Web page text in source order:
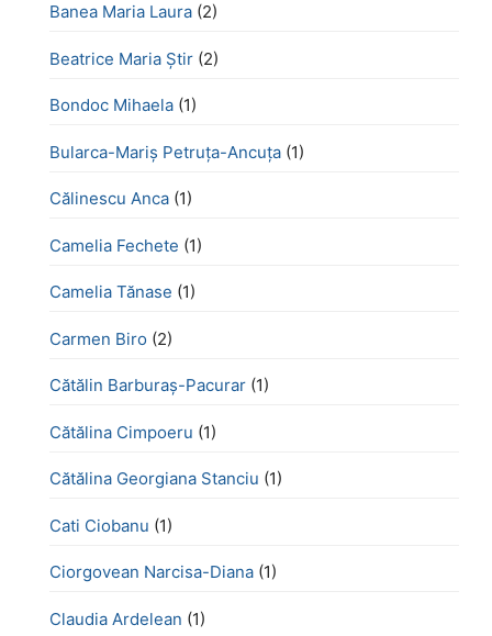
Banea Maria Laura (2)
Beatrice Maria Știr (2)
Bondoc Mihaela (1)
Bularca-Mariș Petruța-Ancuța (1)
Călinescu Anca (1)
Camelia Fechete (1)
Camelia Tănase (1)
Carmen Biro (2)
Cătălin Barburaș-Pacurar (1)
Cătălina Cimpoeru (1)
Cătălina Georgiana Stanciu (1)
Cati Ciobanu (1)
Ciorgovean Narcisa-Diana (1)
Claudia Ardelean (1)